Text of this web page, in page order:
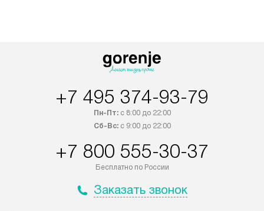
+7 495 374-93-79
Пн-Пт:с 8:00 до 22:00
Сб-Вс:с 9:00 до 22:00
+7 800 555-30-37
Бесплатно по России
Заказать звонок